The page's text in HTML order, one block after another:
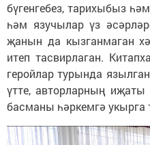
бүгенгебез, тарихыбыз
һәм язучылар үз
җанын да кызганмаган
итеп тасвирлаган.
геройлар турында
үтте, авторларның
басманы һәркемгә укырга